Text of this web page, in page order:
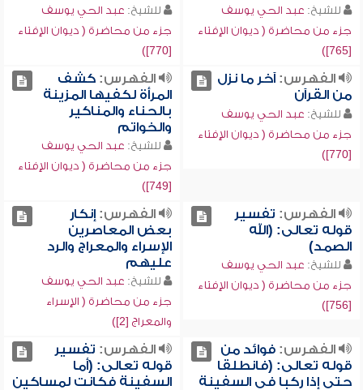
للشيخ: عبد الحي يوسف
جزء من محاضرة ( ديوان الإفتاء
[765])
للشيخ: عبد الحي يوسف
جزء من محاضرة ( ديوان الإفتاء
[770])
الفهرس:آخر ما نزل
من القرآن
للشيخ: عبد الحي يوسف
جزء من محاضرة ( ديوان الإفتاء
[770])
الفهرس:كشف
المرأة لكفيها المزينة
بالحناء والمناكير
والخواتم
للشيخ: عبد الحي يوسف
جزء من محاضرة ( ديوان الإفتاء
[749])
الفهرس: تفسير
قوله تعالى: (الله
الصمد)
للشيخ: عبد الحي يوسف
جزء من محاضرة ( ديوان الإفتاء
[756])
الفهرس:إنكار
بعض المعاصرين
الإسراء والمعراج والرد
عليهم
للشيخ: عبد الحي يوسف
جزء من محاضرة ( الإسراء
والمعراج [2])
الفهرس:فوائد من
قوله تعالى: (فانطلقا
حتى إذا ركبا في السفينة
الفهرس: تفسير
قوله تعالى: (أما
السفينة فكانت لمساكين